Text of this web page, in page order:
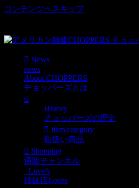
コンテンツへスキップ
News
news
About CHOPPERS
チョッパーズとは
History
チョッパーズの歴史
Item category
取扱い商品
Shopping
通販チャンネル
Love’s
姉妹店Loves